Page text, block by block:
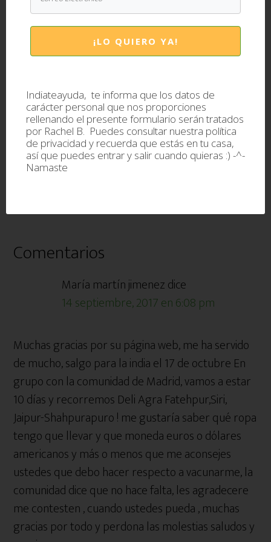
Si te gustó ¡Compártelo!
Fa
ce
b
oo
k
T
wi
tt
er
Li
nk
ed
In
W
ha
ts
A
p
p
Archivado en:Yoga y Ayurveda|Etiquetado
con:curar,curcuma,enfermedades,especia,
Interacciones
Comentarios
María martín jimenezdice
14 septiembre, 2017 en 6:08 pm
Muchas gracias por su página web, me ha servido
de mucho, salgo para la india el 17 de octubre En
grupo con la comunidad de Madrid, vamos a estar
10 días y recorremos Deli Agra Fatehpur,Siri,
Jaipur-Shahpurapuro ! me gustaría saber qué ropa
tengo que llevar y que moneda euros o dólares
americanos y más o menos que me aconsejes
ustedes que debo hacer respecto a vacunarme, la
comunidad dice que no hace falta, les agradecere
me contesten , cuando ustedes pueda , muchas
gracias por todo y perdona las molestias saludos y
¡LO QUIERO YA!
Indiateayuda, te informa que los datos de
carácter personal que nos proporciones
rellenando el presente formulario serán tratados
por Rachel B. Puedes consultar nuestra política
de privacidad y recuerda que estás en tu casa,
así que puedes entrar y salir cuando quieras :) -^-
Namaste